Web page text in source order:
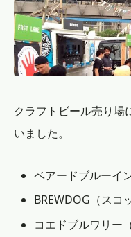
クラフトビール売り場
いました。
ベアードブルーイ
BREWDOG（スコ
コエドブルワリー